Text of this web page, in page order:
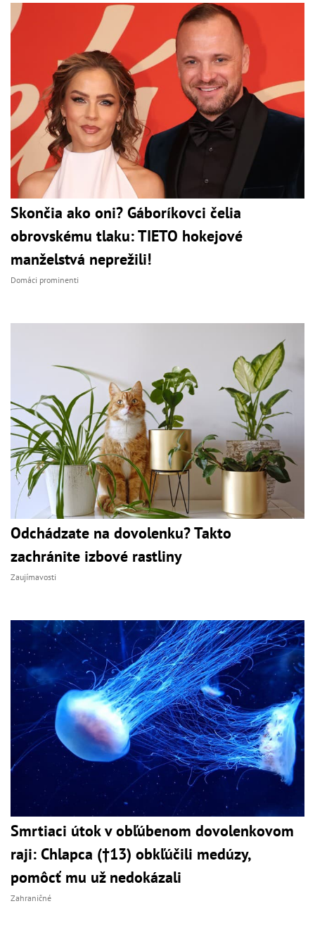
Skončia ako oni? Gáboríkovci čelia
obrovskému tlaku: TIETO hokejové
manželstvá neprežili!
Domáci prominenti
Odchádzate na dovolenku? Takto
zachránite izbové rastliny
Zaujímavosti
Smrtiaci útok v obľúbenom dovolenkovom
raji: Chlapca (†13) obkľúčili medúzy,
pomôcť mu už nedokázali
Zahraničné